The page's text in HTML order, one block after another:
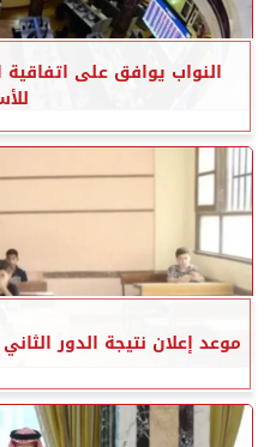
النواب يوافق على
موعد إعلان نتيجة الدور الثاني